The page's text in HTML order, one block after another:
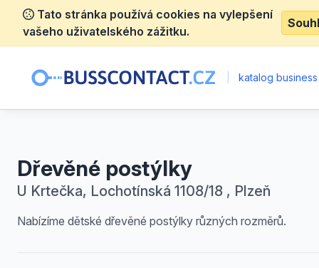
Tato stránka používá cookies na vylepšení
vašeho uživatelského zážitku.
katalog
Dřevěné postýlky
U Krtečka, Lochotínská 1108/18 , Plzeň
Nabízíme dětské dřevěné postýlky různých rozměrů.